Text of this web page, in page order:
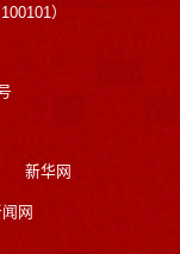
）
新华网
网